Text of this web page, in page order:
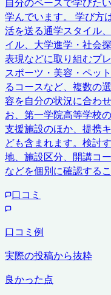
学んでいます。 学び方
活を送る通学スタイル
イル、大学進学・社会
表現などに取り組むプ
スポーツ・美容・ペッ
るコースなど、複数の
容を自分の状況に合わ
お、第一学院高等学校
支援施設のほか、提携
ども含まれます。検討
地、施設区分、開講コ
などを個別に確認する
口コミ
口コミ例
実際の投稿から抜粋
良かった点